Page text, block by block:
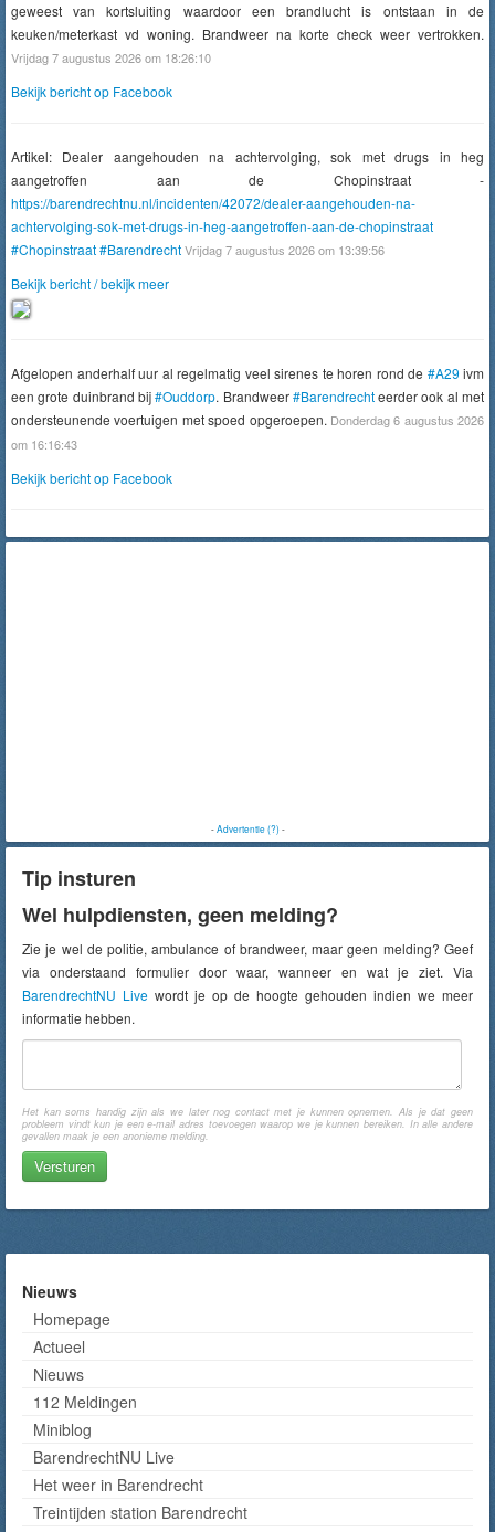
geweest van kortsluiting waardoor een brandlucht is ontstaan in de
keuken/meterkast vd woning. Brandweer na korte check weer vertrokken.
Vrijdag 7 augustus 2026 om 18:26:10
Bekijk bericht op Facebook
Artikel: Dealer aangehouden na achtervolging, sok met drugs in heg
aangetroffen aan de Chopinstraat -
https://barendrechtnu.nl/incidenten/42072/dealer-aangehouden-na-
achtervolging-sok-met-drugs-in-heg-aangetroffen-aan-de-chopinstraat
#Chopinstraat#BarendrechtVrijdag 7 augustus 2026 om 13:39:56
Bekijk bericht / bekijk meer
Afgelopen anderhalf uur al regelmatig veel sirenes te horen rond de #A29 ivm
een grote duinbrand bij#Ouddorp. Brandweer#Barendrechteerder ook al met
ondersteunende voertuigen met spoed opgeroepen. Donderdag 6 augustus 2026
om 16:16:43
Bekijk bericht op Facebook
-Advertentie (?)-
Tip insturen
Wel hulpdiensten, geen melding?
Zie je wel de politie, ambulance of brandweer, maar geen melding? Geef
via onderstaand formulier door waar, wanneer en wat je ziet. Via
BarendrechtNU Live wordt je op de hoogte gehouden indien we meer
informatie hebben.
Het kan soms handig zijn als we later nog contact met je kunnen opnemen. Als je dat geen
probleem vindt kun je een e-mail adres toevoegen waarop we je kunnen bereiken. In alle andere
gevallen maak je een anonieme melding.
Nieuws
Homepage
Actueel
Nieuws
112 Meldingen
Miniblog
BarendrechtNU Live
Het weer in Barendrecht
Treintijden station Barendrecht